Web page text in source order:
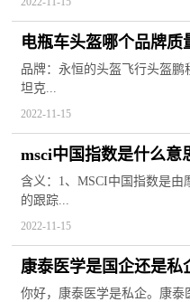
电瓶车头盔哪个品牌
龙头股一览
品牌：永恒的头盔飞行头盔
坦克...
2022-11-15
msci中国指数是什么意
票？
含义：1、MSCI中国指数是由
的跟踪...
2022-11-15
康泰医学是国企还是私
你好，康泰医学是私企。康